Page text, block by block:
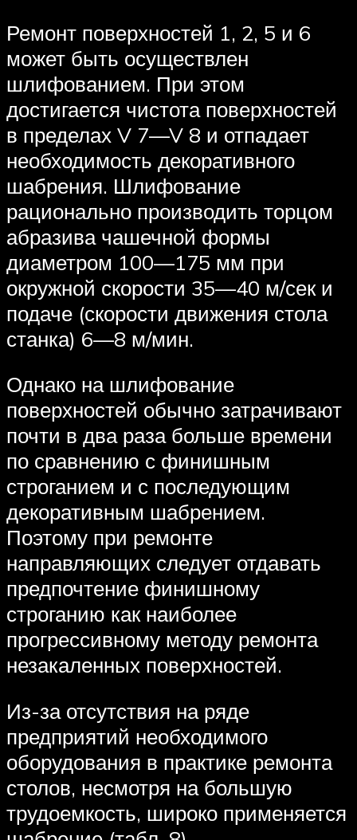
Ремонт поверхностей 1, 2, 5 и 6
может быть осуществлен
шлифованием. При этом
достигается чистота поверхностей
в пределах V 7—V 8 и отпадает
необходимость декоративного
шабрения. Шлифование
рационально производить торцом
абразива чашечной формы
диаметром 100—175 мм при
окружной скорости 35—40 м/сек и
подаче (скорости движения стола
станка) 6—8 м/мин.
Однако на шлифование
поверхностей обычно затрачивают
почти в два раза больше времени
по сравнению с финишным
строганием и с последующим
декоративным шабрением.
Поэтому при ремонте
направляющих следует отдавать
предпочтение финишному
строганию как наиболее
прогрессивному методу ремонта
незакаленных поверхностей.
Из-за отсутствия на ряде
предприятий необходимого
оборудования в практике ремонта
столов, несмотря на большую
трудоемкость, широко применяется